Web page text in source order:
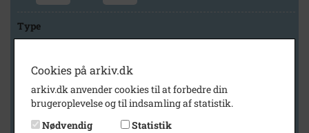
Type
Arkiv
Historisk Arkiv Dragør
Cookies på arkiv.dk
arkiv.dk anvender cookies til at forbedre din
brugeroplevelse og til indsamling af statistik.
Nødvendig
Statistik